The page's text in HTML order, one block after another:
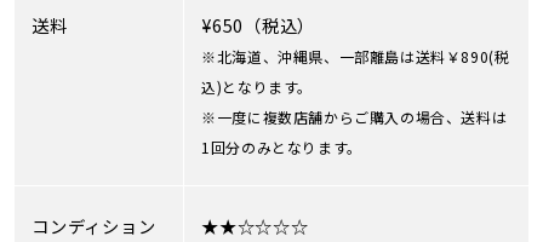
送料 ¥650（税込）
※北海道、沖縄県、一部離島は送料￥890(税
込)となります。
※一度に複数店舗からご購入の場合、送料は
1回分のみとなります。
コンディション
★★☆☆☆☆